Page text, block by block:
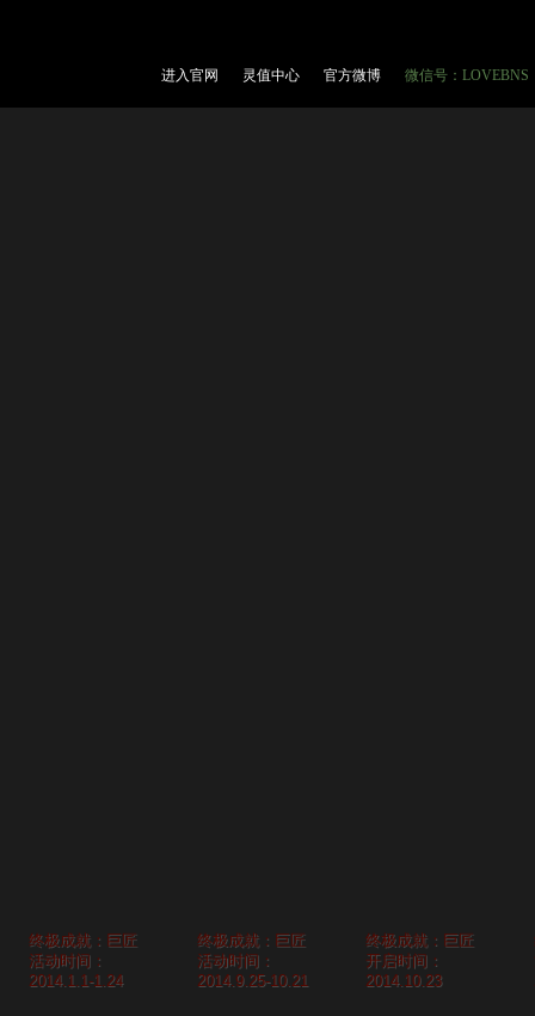
进入官网 灵值中心 官方微博 微信号： LOVEBNS
终极成就：巨匠
活动时间：
2014.1.1-1.24
终极成就：巨匠
活动时间：
2014.9.25-10.21
终极成就：巨匠
开启时间：
2014.10.23